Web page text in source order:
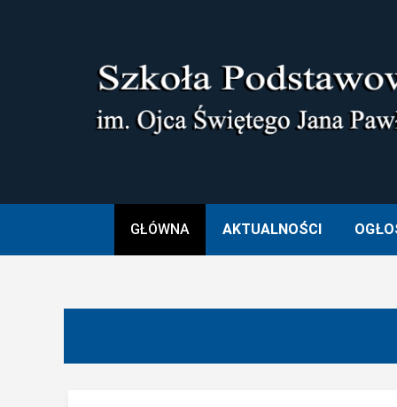
SZKOŁA
GŁÓWNA AKTUALNOŚCI